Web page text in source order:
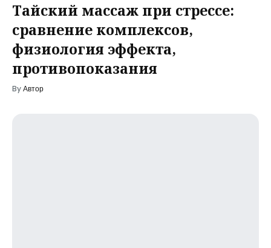
Тайский массаж при стрессе:
сравнение комплексов,
физиология эффекта,
противопоказания
ByАвтор